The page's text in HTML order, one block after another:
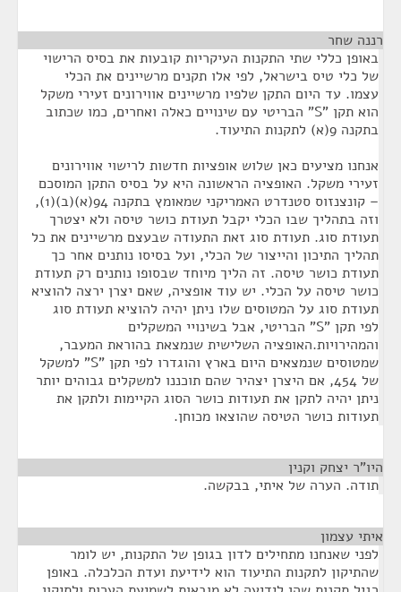
רננה שחר
באופן כללי שתי התקנות העיקריות קובעות את בסיס הרישוי
של כלי טיס בישראל, לפי אלו תקנים מרשיינים את הכלי
עצמו. עד היום התקן שלפיו מרשיינים אווירונים זעירי משקל
הוא תקן "S" הבריטי עם שינויים כאלה ואחרים, כמו שכתוב
בתקנה 9(א) לתקנות התיעוד.
אנחנו מציעים כאן שלוש אופציות חדשות לרישוי אווירונים
זעירי משקל. האופציה הראשונה היא על בסיס התקן המוסכם
– קונצנזוס סטנדרט האמריקני שמאומץ בתקנה 94(א)(ב)(1),
וזה בתהליך שבו הכלי יקבל תעודת כושר טיסה ולא יצטרך
תעודת סוג. תעודת סוג זאת התעודה שבעצם מרשיינים את כל
תהליך התיכון והייצור של הכלי, ועל בסיסו נותנים אחר כך
תעודת כושר טיסה. זה הליך מיוחד שבסופו נותנים רק תעודת
כושר טיסה על הכלי. יש עוד אופציה, שאם יצרן ירצה להוציא
תעודת סוג על המטוסים שלו ניתן יהיה להוציא תעודת סוג
לפי תקן "S" הבריטי, אבל בשינויי המשקלים
והמהירויות.האופציה השלישית שנמצאת בהוראת המעבר,
שמטוסים שנמצאים היום בארץ והוגדרו לפי תקן "S" למשקל
של 454, אם היצרן יצהיר שהם תוכננו למשקלים גבוהים יותר
ניתן יהיה לתקן את תעודות כושר הסוג הקיימות ולתקן את
תעודות כושר הטיסה שהוצאו מכוחן.
היו"ר יצחק וקנין
תודה. הערה של איתי, בבקשה.
איתי עצמון
לפני שאנחנו מתחילים לדון בגופן של התקנות, יש לומר
שהתיקון לתקנות התיעוד הוא לידיעת ועדת הכלכלה. באופן